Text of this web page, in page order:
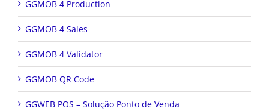
GGMOB 4 Production
GGMOB 4 Sales
GGMOB 4 Validator
GGMOB QR Code
GGWEB POS – Solução Ponto de Venda